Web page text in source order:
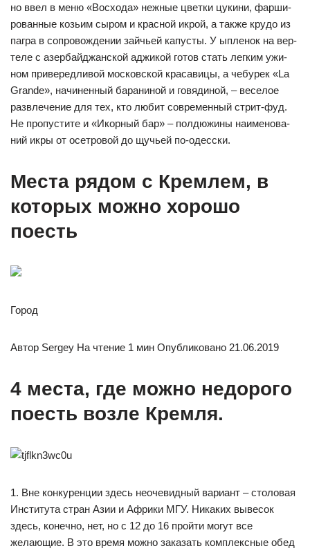
но ввел в ме­ню «Вос­хо­да» неж­ные цвет­ки цу­ки­ни, фар­ши­
ро­ван­ные козь­им сы­ром и крас­ной ик­рой, а так­же кру­до из
паг­ра в соп­ро­вож­де­нии зай­чь­ей ка­пус­ты. У ып­ле­нок на вер­
те­ле с азер­бай­джан­ской ад­жи­кой го­тов стать лег­ким ужи­
ном при­ве­ред­ли­вой мос­ков­ской кра­са­ви­цы, а че­бу­рек «La
Grande», на­чи­нен­ный ба­ра­ни­ной и го­вя­ди­ной, – ве­се­лое
раз­вле­че­ние для тех, кто лю­бит сов­ре­мен­ный стрит-фуд.
Не про­пус­ти­те и «Икор­ный бар» – пол­дю­жи­ны на­име­но­ва­
ний ик­ры от осет­ро­вой до щучь­ей по-одес­ски.
Места рядом с Кремлем, в
которых можно хорошо
поесть
Город
Автор Sergey На чтение 1 мин Опубликовано 21.06.2019
4 места, где можно недорого
поесть возле Кремля.
1. Вне конкуренции здесь неочевидный вариант – столовая
Института стран Азии и Африки МГУ. Никаких вывесок
здесь, конечно, нет, но с 12 до 16 пройти могут все
желающие. В это время можно заказать комплексные обед